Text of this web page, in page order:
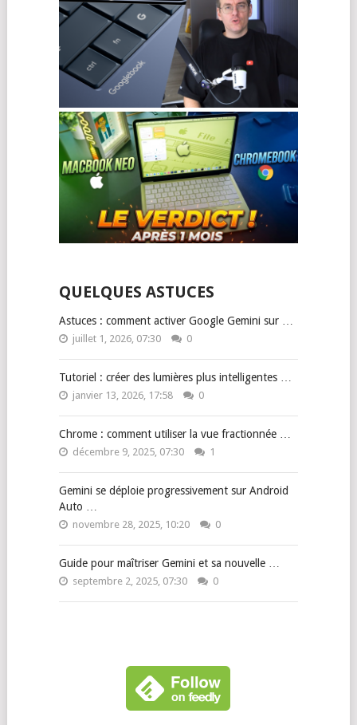
QUELQUES ASTUCES
Astuces : comment activer Google Gemini sur …
juillet 1, 2026, 07:30 0
Tutoriel : créer des lumières plus intelligentes …
janvier 13, 2026, 17:58 0
Chrome : comment utiliser la vue fractionnée …
décembre 9, 2025, 07:30 1
Gemini se déploie progressivement sur Android
Auto …
novembre 28, 2025, 10:20 0
Guide pour maîtriser Gemini et sa nouvelle …
septembre 2, 2025, 07:30 0